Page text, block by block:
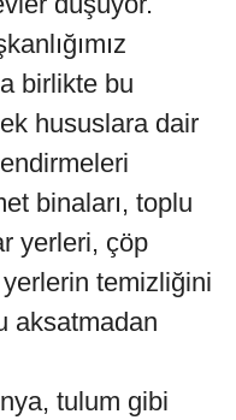
birlikte bu
hususlara dair
binaları, toplu
yerleri, çöp
temizliğini
aksatmadan
tulum gibi